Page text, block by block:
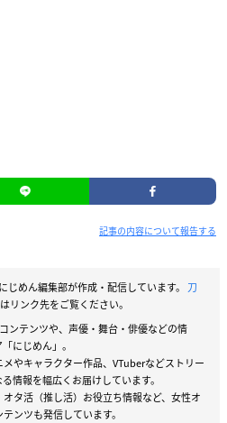
記事の内容について報告する
じめん編集部が作成・配信しています。 刀
リンク先をご覧ください。
ンテンツや、声優・舞台・俳優などの情
にじめん」。
やキャラクター作品、VTuberなどストリー
情報を幅広くお届けしています。
タ活（推し活）お役立ち情報など、女性オ
ンツも発信しています。